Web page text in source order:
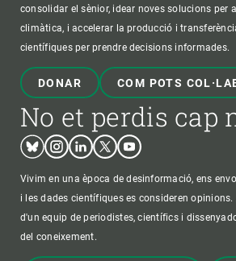
consolidar el sènior, idear noves solucions per
climàtica, i accelerar la producció i
científiques per prendre decisions informades.
DONAR COM POTS
No et perdis cap
BlueskyInstagram
LinkedinTwitterYoutube
Vivim en una època de desinformació, ens
i les dades científiques es consideren opinions.
d'un equip de periodistes, científics i
del coneixement.